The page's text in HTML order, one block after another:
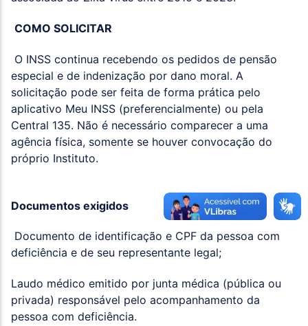
COMO SOLICITAR
O INSS continua recebendo os pedidos de pensão
especial e de indenização por dano moral. A
solicitação pode ser feita de forma prática pelo
aplicativo Meu INSS (preferencialmente) ou pela
Central 135. Não é necessário comparecer a uma
agência física, somente se houver convocação do
próprio Instituto.
Documentos exigidos
Documento de identificação e CPF da pessoa com
deficiência e de seu representante legal;
Laudo médico emitido por junta médica (pública ou
privada) responsável pelo acompanhamento da
pessoa com deficiência.